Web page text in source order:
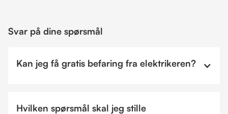
Svar på dine spørsmål
Kan jeg få gratis befaring fra elektrikeren?
Hvilken spørsmål skal jeg stille